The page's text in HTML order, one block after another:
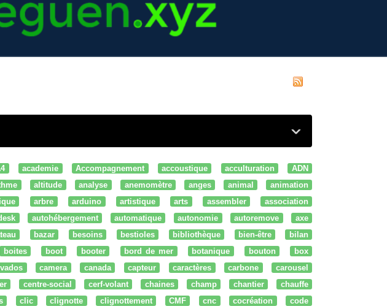
academie Accompagnement accoustique acculturation
ADN
altitude analyse anemomètre anges animal
animation
arbre arduino artistique arts assembler
association
autohébergement automatique autonomie autoremove
axe
bazar besoins bestioles bibliothèque bien-être
bilan
boites boot booter bord de mer botanique bouton
box
camera canada capteur caractères carbone
carousel
centre-social cerf-volant chaines champ chantier
chauffe
clic clignotte clignottement CMF cnc cocréation
code